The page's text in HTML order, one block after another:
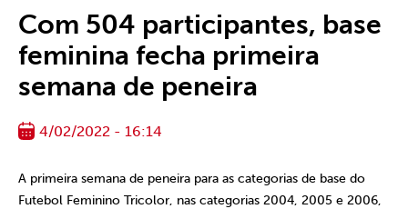
Com 504 participantes, base
feminina fecha primeira
semana de peneira
4/02/2022 - 16:14
A primeira semana de peneira para as categorias de base do
Futebol Feminino Tricolor, nas categorias 2004, 2005 e 2006,